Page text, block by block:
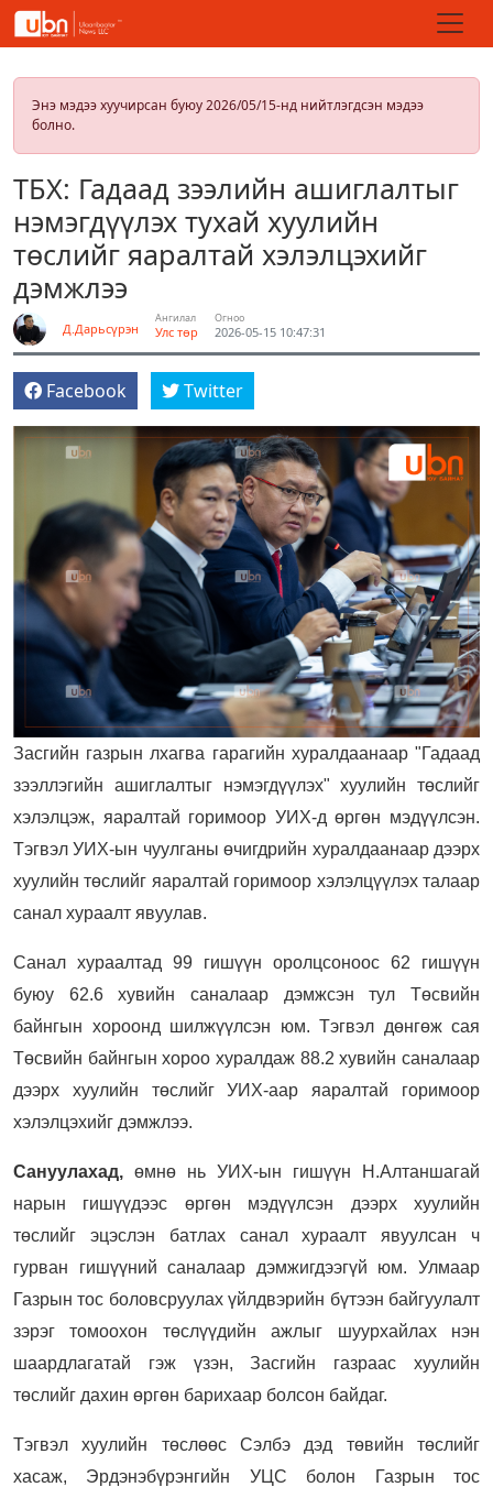
Энэ мэдээ хуучирсан буюу 2026/05/15-нд нийтлэгдсэн мэдээ
болно.
ТБХ: Гадаад зээлийн ашиглалтыг
нэмэгдүүлэх тухай хуулийн
төслийг яаралтай хэлэлцэхийг
дэмжлээ
Д.Дарьсүрэн
Ангилал
Улс төр
Огноо
2026-05-15 10:47:31
Facebook Twitter
Засгийн газрын лхагва гарагийн хуралдаанаар "Гадаад
зээллэгийн ашиглалтыг нэмэгдүүлэх" хуулийн төслийг
хэлэлцэж, яаралтай горимоор УИХ-д өргөн мэдүүлсэн.
Тэгвэл УИХ-ын чуулганы өчигдрийн хуралдаанаар дээрх
хуулийн төслийг яаралтай горимоор хэлэлцүүлэх талаар
санал хураалт явуулав.
Санал хураалтад 99 гишүүн оролцсоноос 62 гишүүн
буюу 62.6 хувийн саналаар дэмжсэн тул Төсвийн
байнгын хороонд шилжүүлсэн юм. Тэгвэл дөнгөж сая
Төсвийн байнгын хороо хуралдаж 88.2 хувийн саналаар
дээрх хуулийн төслийг УИХ-аар яаралтай горимоор
хэлэлцэхийг дэмжлээ.
Сануулахад, өмнө нь УИХ-ын гишүүн Н.Алтаншагай
нарын гишүүдээс өргөн мэдүүлсэн дээрх хуулийн
төслийг эцэслэн батлах санал хураалт явуулсан ч
гурван гишүүний саналаар дэмжигдээгүй юм. Улмаар
Газрын тос боловсруулах үйлдвэрийн бүтээн байгуулалт
зэрэг томоохон төслүүдийн ажлыг шуурхайлах нэн
шаардлагатай гэж үзэн, Засгийн газраас хуулийн
төслийг дахин өргөн барихаар болсон байдаг.
Тэгвэл хуулийн төслөөс Сэлбэ дэд төвийн төслийг
хасаж, Эрдэнэбүрэнгийн УЦС болон Газрын тос